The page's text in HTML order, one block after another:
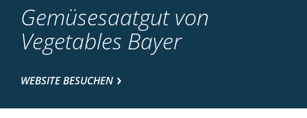
Gemüsesaatgut von
Vegetables Bayer
WEBSITE BESUCHEN